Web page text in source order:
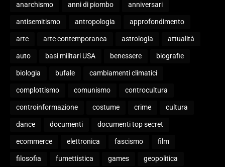
anarchismo anni di piombo anniversari
antisemitismo antropologia approfondimento
arte arte contemporanea astrologia attualità
auto basi militari USA benessere biografie
biologia bufale cambiamenti climatici
complottismo comunismo controcultura
controinformazione costume crime cultura
dance documenti documenti top secret
ecommerce elettronica fascismo film
filosofia fumettistica games geopolitica